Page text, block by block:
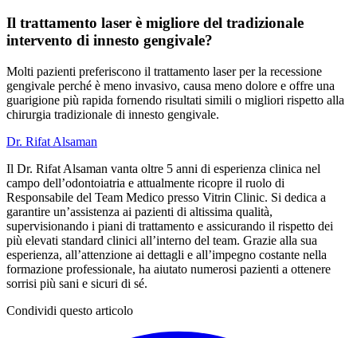
Il trattamento laser è migliore del tradizionale
intervento di innesto gengivale?
Molti pazienti preferiscono il trattamento laser per la recessione
gengivale perché è meno invasivo, causa meno dolore e offre una
guarigione più rapida fornendo risultati simili o migliori rispetto alla
chirurgia tradizionale di innesto gengivale.
Dr. Rifat Alsaman
Il Dr. Rifat Alsaman vanta oltre 5 anni di esperienza clinica nel
campo dell’odontoiatria e attualmente ricopre il ruolo di
Responsabile del Team Medico presso Vitrin Clinic. Si dedica a
garantire un’assistenza ai pazienti di altissima qualità,
supervisionando i piani di trattamento e assicurando il rispetto dei
più elevati standard clinici all’interno del team. Grazie alla sua
esperienza, all’attenzione ai dettagli e all’impegno costante nella
formazione professionale, ha aiutato numerosi pazienti a ottenere
sorrisi più sani e sicuri di sé.
Condividi questo articolo